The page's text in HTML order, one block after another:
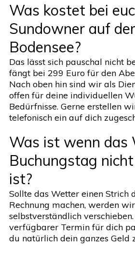
Was kostet bei
Sundowner auf
Bodensee?
Das lässt sich pauschal nicht
fängt bei 299 Euro für den
Nach oben hin sind wir als
offen für deine individuellen
Bedürfnisse. Gerne erstellen
telefonisch ein auf dich
Was ist wenn das
Buchungstag
ist?
Sollte das Wetter einen Strich
Rechnung machen, werden
selbstverständlich
verfügbarer Termin für dich
du natürlich dein ganzes Geld